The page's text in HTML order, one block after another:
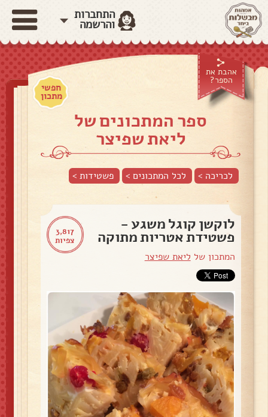
התחברות
והרשמה
אהבת את
הספר?
חפשי
מתכון
ספר המתכונים של
ליאת שפיצר
לכריכה > לכל המתכונים > פשטידות>
3,817
צפיות
לוקשן קוגל משגע -
פשטידת אטריות מתוקה
המתכון של ליאת שפיצר